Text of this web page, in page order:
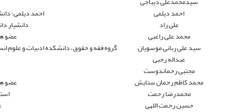
احمد دیلمی
احمد دیلمی؛
علی راد
دانشیار
محمد علی راغبی
عضو
سید علی ربانی موسویان
گروه فقه و حقوق، دانشکده ادبیات و علوم
عبداله رجبی
مجتبى رحماندوست
محمد کاظم رحمان ستایش
عضو
محمدرضا رحمت
حسین رحمت اللهی